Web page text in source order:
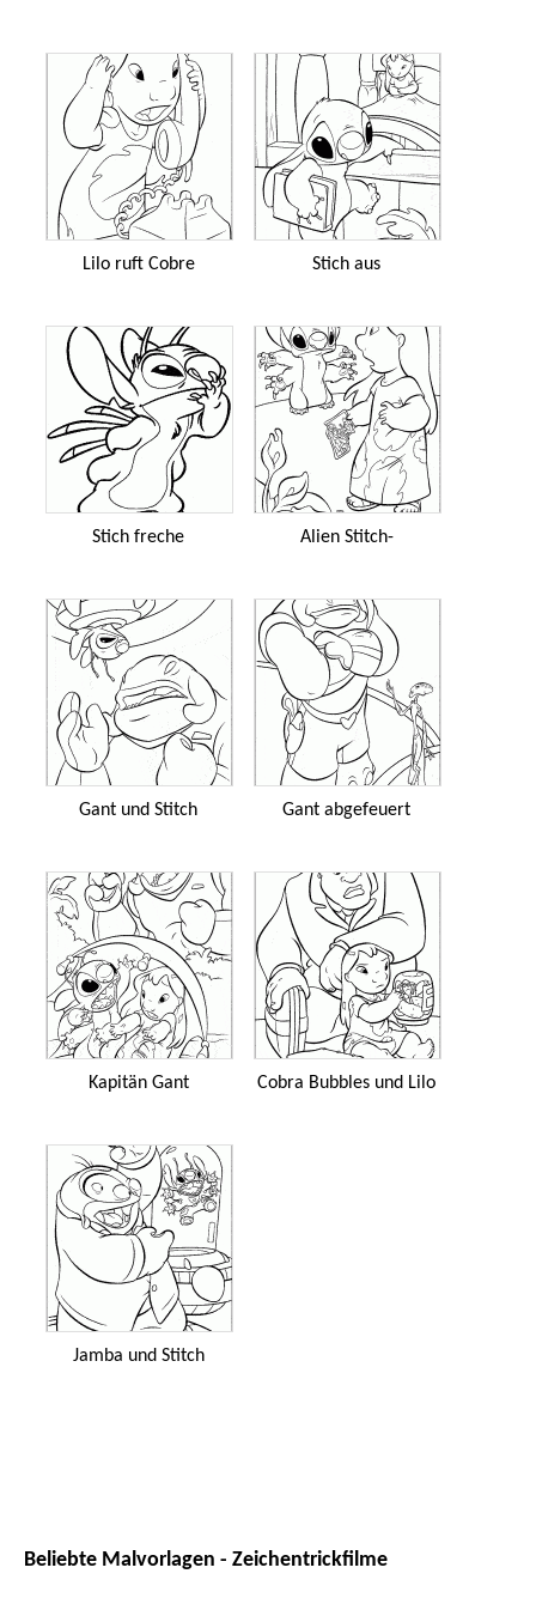
Lilo ruft Cobre Stich aus
Stich freche Alien Stitch-
Gant und Stitch Gant abgefeuert
Kapitän Gant Cobra Bubbles und Lilo
Jamba und Stitch
Beliebte Malvorlagen - Zeichentrickfilme